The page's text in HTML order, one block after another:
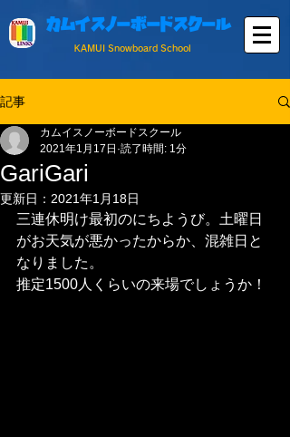
カムイスノーボードスクール
KAMUI Snowboard School
記事
GariGari
カムイスノーボードスクール
2021年1月17日 読了時間: 1分
更新日： 2021年1月18日
三連休明け最初のにちようび。土曜日
がお天気が悪かったからか、混雑日と
なりました。
推定1500人くらいの来場でしょうか！